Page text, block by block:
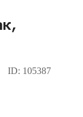
ID: 105387